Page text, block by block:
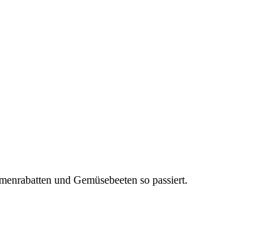
und Gemüsebeeten so passiert.